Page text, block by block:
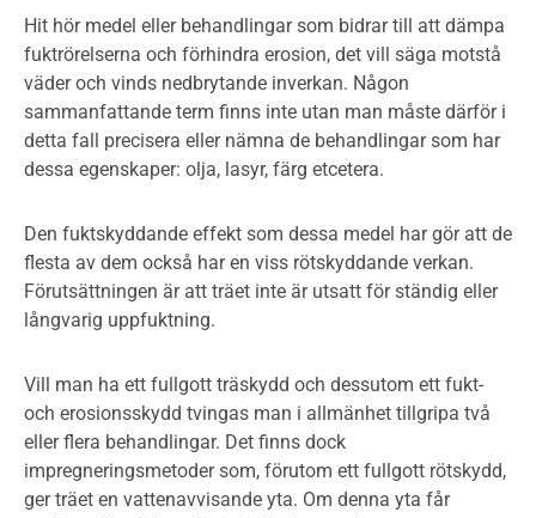
Hit hör medel eller behandlingar som bidrar till att dämpa
fuktrörelserna och förhindra erosion, det vill säga motstå
väder och vinds nedbrytande inverkan. Någon
sammanfattande term finns inte utan man måste därför i
detta fall precisera eller nämna de behandlingar som har
dessa egenskaper: olja, lasyr, färg etcetera.
Den fuktskyddande effekt som dessa medel har gör att de
flesta av dem också har en viss rötskyddande verkan.
Förutsättningen är att träet inte är utsatt för ständig eller
långvarig uppfuktning.
Vill man ha ett fullgott träskydd och dessutom ett fukt-
och erosionsskydd tvingas man i allmänhet tillgripa två
eller flera behandlingar. Det finns dock
impregneringsmetoder som, förutom ett fullgott rötskydd,
ger träet en vattenavvisande yta. Om denna yta får